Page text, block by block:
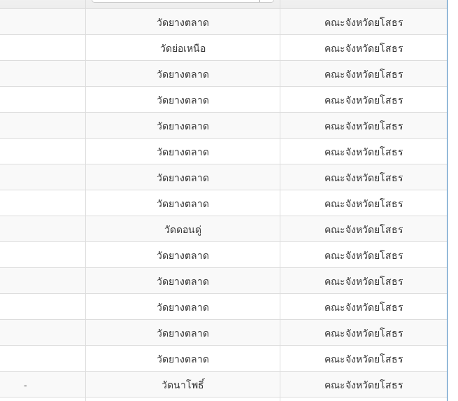
วัดยางตลาด
คณะจังหวัดยโสธร
วัดย่อเหนือ
คณะจังหวัดยโสธร
วัดยางตลาด
คณะจังหวัดยโสธร
วัดยางตลาด
คณะจังหวัดยโสธร
วัดยางตลาด
คณะจังหวัดยโสธร
วัดยางตลาด
คณะจังหวัดยโสธร
วัดยางตลาด
คณะจังหวัดยโสธร
วัดยางตลาด
คณะจังหวัดยโสธร
วัดดอนดู่
คณะจังหวัดยโสธร
วัดยางตลาด
คณะจังหวัดยโสธร
วัดยางตลาด
คณะจังหวัดยโสธร
วัดยางตลาด
คณะจังหวัดยโสธร
วัดยางตลาด
คณะจังหวัดยโสธร
วัดยางตลาด
คณะจังหวัดยโสธร
- วัดนาโพธิ์
คณะจังหวัดยโสธร